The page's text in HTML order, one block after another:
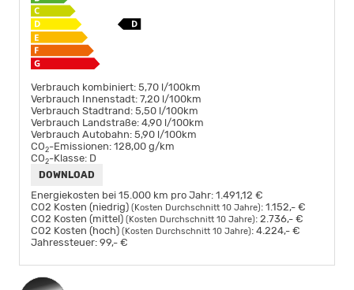
Verbrauch kombiniert: 5,70 l/100km
Verbrauch Innenstadt: 7,20 l/100km
Verbrauch Stadtrand: 5,50 l/100km
Verbrauch Landstraße: 4,90 l/100km
Verbrauch Autobahn: 5,90 l/100km
CO2-Emissionen: 128,00 g/km
CO2-Klasse: D
DOWNLOAD
Energiekosten bei 15.000 km pro Jahr: 1.491,12 €
CO2 Kosten (niedrig) (Kosten Durchschnitt 10 Jahre): 1.152,- €
CO2 Kosten (mittel) (Kosten Durchschnitt 10 Jahre): 2.736,- €
CO2 Kosten (hoch) (Kosten Durchschnitt 10 Jahre): 4.224,- €
Jahressteuer: 99,- €